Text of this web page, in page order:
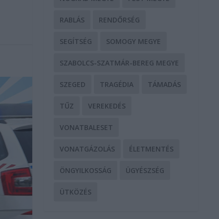
RABLÁS RENDŐRSÉG
SEGÍTSÉG SOMOGY MEGYE
SZABOLCS-SZATMÁR-BEREG MEGYE
SZEGED TRAGÉDIA TÁMADÁS
TŰZ VEREKEDÉS
VONATBALESET
VONATGÁZOLÁS ÉLETMENTÉS
ÖNGYILKOSSÁG ÜGYÉSZSÉG
ÜTKÖZÉS